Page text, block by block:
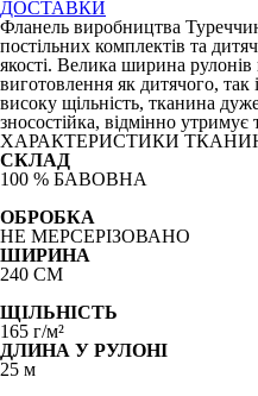
ДОСТАВКИ
Фланель виробництва
постільних комплектів та
якості. Велика ширина рулонів
виготовлення як дитячого,
високу щільність, тканина
зносостійка, відмінно утримує
ХАРАКТЕРИСТИКИ
СКЛАД
100 % БАВОВНА
ОБРОБКА
НЕ МЕРСЕРІЗОВАНО
ШИРИНА
240 СМ
ЩІЛЬНІСТЬ
165 г/м²
ДЛИНА У РУЛОНІ
25 м